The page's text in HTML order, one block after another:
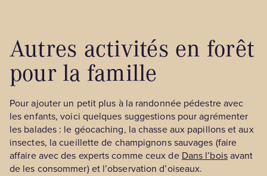
Autres activités en forêt
pour la famille
Pour ajouter un petit plus à la randonnée pédestre avec
les enfants, voici quelques suggestions pour agrémenter
les balades : le géocaching, la chasse aux papillons et aux
insectes, la cueillette de champignons sauvages (faire
affaire avec des experts comme ceux de Dans l’boisavant
de les consommer) et l’observation d’oiseaux.